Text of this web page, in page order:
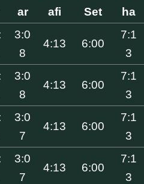
ar
afi
Set
ha
3:0
8
4:13 6:00
7:1
3
3:0
8
4:13 6:00
7:1
3
3:0
7
4:13 6:00
7:1
3
3:0
7
4:13 6:00
7:1
3